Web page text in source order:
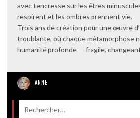
avec tendresse sur les êtres
respirent et les ombres prennent vie.
Trois ans de création pour une œuvre
troublante, où chaque métamorphose
humanité profonde — fragile,
ANNE